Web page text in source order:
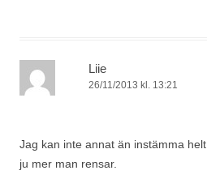
Liie
26/11/2013 kl. 13:21
Jag kan inte annat än instämma
ju mer man rensar.